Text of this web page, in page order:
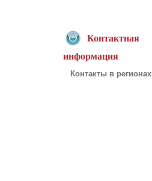
Контактная
информация
Контакты в регионах